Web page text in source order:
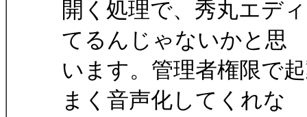
開く処理で、秀丸エデ
てるんじゃないかと思
います。管理者権限で
まく音声化してくれな